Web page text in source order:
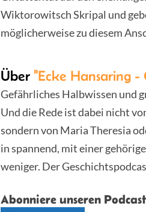
Wiktorowitsch Skripal und
möglicherweise zu diesem
Über "Ecke Hansaring -
Gefährliches Halbwissen und
Und die Rede ist dabei nicht
sondern von Maria Theresia
in spannend, mit einer
weniger. Der
Abonniere unseren Podcast